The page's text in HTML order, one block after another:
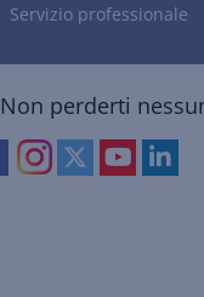
Servizio professionale
Non perderti